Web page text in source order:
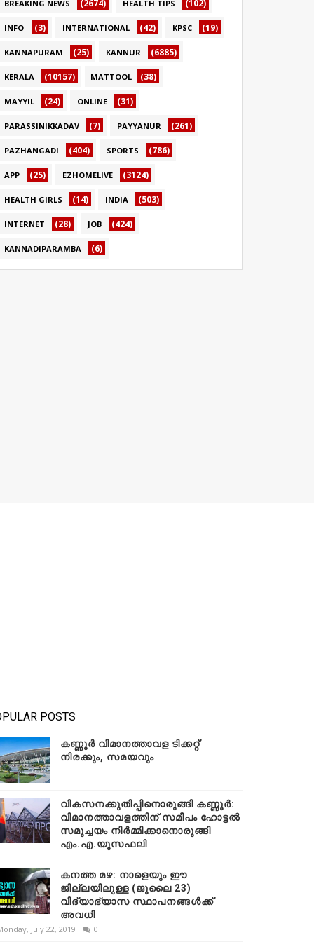
BREAKING NEWS (2674) HEALTH TIPS (102)
INFO (3) INTERNATIONAL (42) KPSC (19)
KANNAPURAM (25) KANNUR (6885)
KERALA (10157) MATTOOL (38)
MAYYIL (24) ONLINE (31)
PARASSINIKKADAV (7) PAYYANUR (261)
PAZHANGADI (404) SPORTS (786)
APP (25) EZHOMELIVE (3124)
HEALTH GIRLS (14) INDIA (503)
INTERNET (28) JOB (424)
KANNADIPARAMBA (6)
POSTS
കണ്ണൂർ വിമാനത്താവള ടിക്കറ്റ്
നിരക്കും, സമയവും
വികസനക്കുതിപ്പിനൊരുങ്ങി കണ്ണൂർ:
വിമാനത്താവളത്തിന് സമീപം ഹോട്ടൽ
സമുച്ചയം നിർമ്മിക്കാനൊരുങ്ങി
എം.എ.യൂസഫലി
കനത്ത മഴ: നാളെയും ഈ
ജില്ലയിലുള്ള (ജൂലൈ 23)
വിദ്യാഭ്യാസ സ്ഥാപനങ്ങൾക്ക്
അവധി
July 22, 2019 0